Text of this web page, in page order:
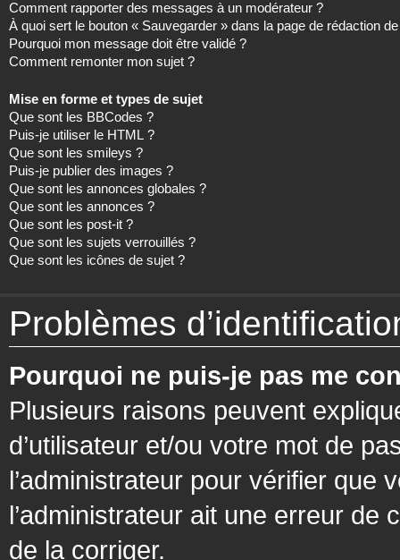
Comment rapporter des messages à un modérateur ?
À quoi sert le bouton « Sauvegarder » dans la page de rédaction
Pourquoi mon message doit être validé ?
Comment remonter mon sujet ?
Mise en forme et types de sujet
Que sont les BBCodes ?
Puis-je utiliser le HTML ?
Que sont les smileys ?
Puis-je publier des images ?
Que sont les annonces globales ?
Que sont les annonces ?
Que sont les post-it ?
Que sont les sujets verrouillés ?
Que sont les icônes de sujet ?
Problèmes
Pourquoi ne puis-je pas me
Plusieurs raisons peuvent
d’utilisateur et/ou votre mot de
l’administrateur pour vérifier que
l’administrateur ait une erreur de
de la corriger.